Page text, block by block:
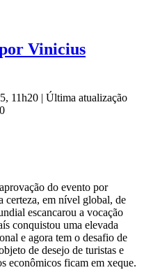
Vinicius
11h20 | Última atualização
do evento por
certeza, em nível global, de
escancarou a vocação
conquistou uma elevada
e agora tem o desafio de
de desejo de turistas e
econômicos ficam em xeque.